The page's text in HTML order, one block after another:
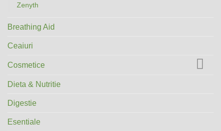
Zenyth
Breathing Aid
Ceaiuri
Cosmetice
Dieta & Nutritie
Digestie
Esentiale